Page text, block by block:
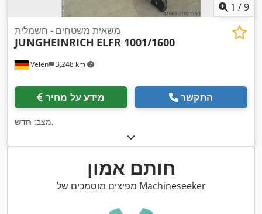
1 /9
Velen 3,248 km
משאית משטחים - חשמלית
JUNGHEINRICH ELFR 1001/1600
מידע על מחיר התקשר
מצב: חדש ,
חותם אמון
מפיצים מוסמכים של Machineseeker